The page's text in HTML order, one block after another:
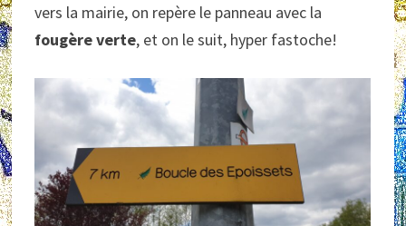
vers la mairie, on repère le panneau avec la
fougère verte, et on le suit, hyper fastoche!